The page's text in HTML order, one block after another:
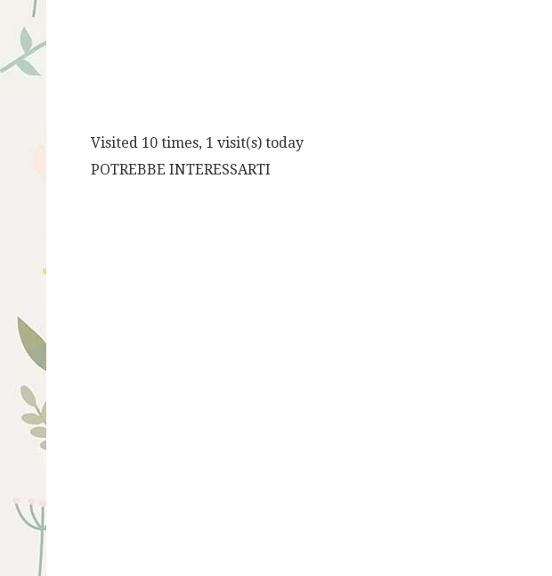
Visited 10 times, 1 visit(s) today
POTREBBE INTERESSARTI